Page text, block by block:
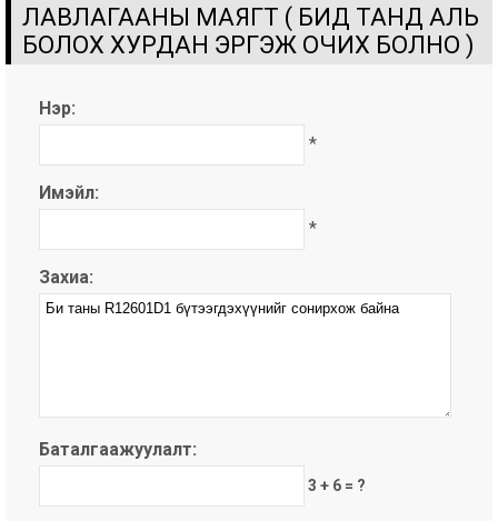
ЛАВЛАГААНЫ МАЯГТ ( БИД ТАНД АЛЬ
БОЛОХ ХУРДАН ЭРГЭЖ ОЧИХ БОЛНО )
Нэр:
*
Имэйл:
*
Захиа:
Баталгаажуулалт:
3 + 6 = ?